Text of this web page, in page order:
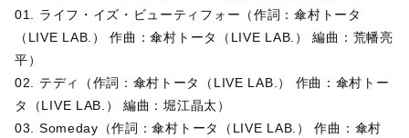
01. ライフ・イズ・ビューティフォー（作詞：傘村トータ
（LIVE LAB.） 作曲：傘村トータ（LIVE LAB.） 編曲：荒幡亮
平）
02. テディ（作詞：傘村トータ（LIVE LAB.） 作曲：傘村トー
タ（LIVE LAB.） 編曲：堀江晶太）
03. Someday（作詞：傘村トータ（LIVE LAB.） 作曲：傘村